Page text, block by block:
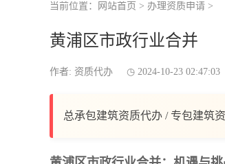
当前位置： 网站首页 > 办理资质申请 >
黄浦区市政行业合并
作者: 资质代办 2024-10-23 02:47:03
总承包建筑资质代办 / 专包建筑